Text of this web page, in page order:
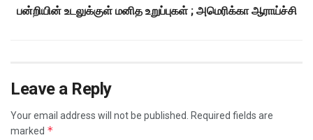
பன்றியின் உடலுக்குள் மனித உறுப்புகள் ; அமெரிக்கா ஆராய்ச்சி
Leave a Reply
Your email address will not be published. Required fields are
marked *